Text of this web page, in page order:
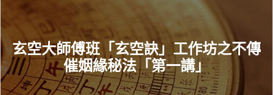
玄空大師傅班「玄空訣」工作坊之不傳
催姻緣秘法「第一講」